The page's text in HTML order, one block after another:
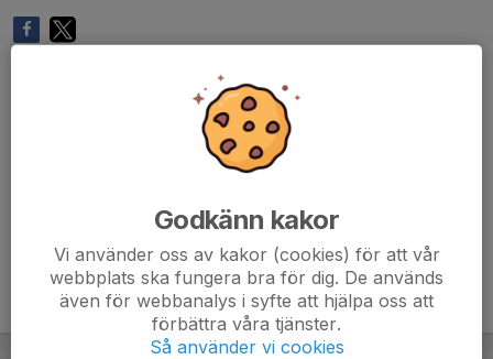
Godkänn kakor
Vi använder oss av kakor (cookies) för att vår
webbplats ska fungera bra för dig. De används
även för webbanalys i syfte att hjälpa oss att
förbättra våra tjänster.
Så använder vi cookies